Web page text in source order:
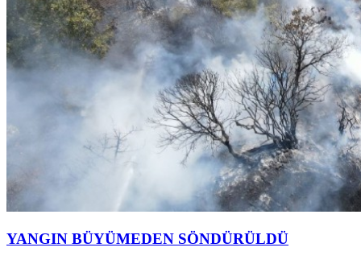
YANGIN BÜYÜMEDEN SÖNDÜRÜLDÜ